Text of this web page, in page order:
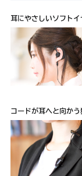
耳にやさしいソフトイ
コードが耳へと向か